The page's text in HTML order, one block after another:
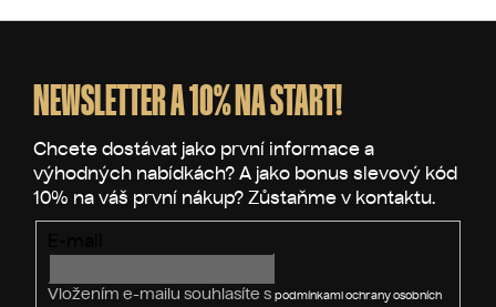
d
í
p
r
v
k
y
ý
p
á
NEWSLETTER A 10% NA START!
Vložením e-mailu souhlasíte s podmínkami ochrany osobních